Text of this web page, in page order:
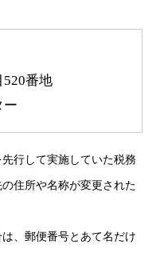
番地
ー
行して実施していた税務
住所や名称が変更された
、郵便番号とあて名だけ